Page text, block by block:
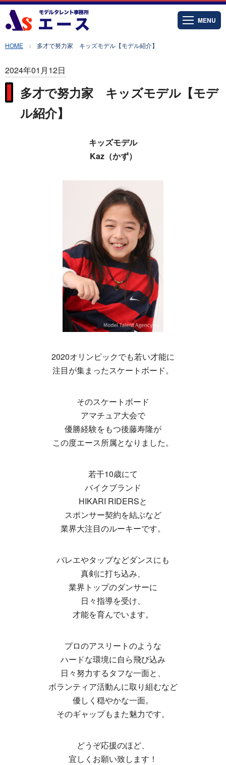
MENU
HOME 多才で努力家 キッズモデル【モデル紹介】
2024年01月12日
多才で努力家 キッズモデル【モデ
ル紹介】
キッズモデル
Kaz（かず）
2020オリンピックでも若い才能に
注目が集まったスケートボード。
そのスケートボード
アマチュア大会で
優勝経験をもつ後藤寿隆が
この度エース所属となりました。
若干10歳にて
バイクブランド
HIKARI RIDERSと
スポンサー契約を結ぶなど
業界大注目のルーキーです。
バレエやタップなどダンスにも
真剣に打ち込み、
業界トップのダンサーに
日々指導を受け、
才能を育んでいます。
プロのアスリートのような
ハードな環境に自ら飛び込み
日々努力するタフな一面と、
ボランティア活動んに取り組むなど
優しく穏やかな一面。
そのギャップもまた魅力です。
どうぞ応援のほど、
宜しくお願い致します！